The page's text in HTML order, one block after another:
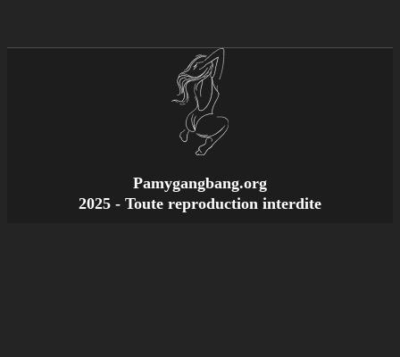
Pamygangbang.org
2025 - Toute reproduction interdite